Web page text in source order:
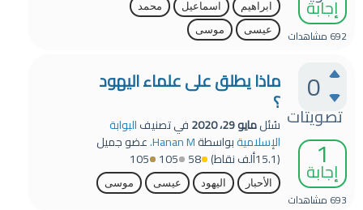
إجابة
692 مشاهدات
ابراهيم اسماعيل
محمد
عيسى
موسى
0
تصويتات
1
إجابة
693 مشاهدات
ماذا يطلق على علماء اليهود
؟
سُئلمايو 29، 2020 في تصنيفالبوابة
الإسلاميةبواسطةHanan M. عضو جميل
(15.1ألف نقاط) 58
105
105
الأحبار اليهود عيسى موسى